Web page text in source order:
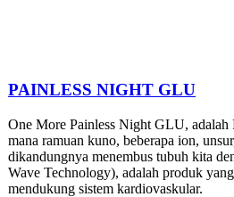
PAINLESS NIGHT GLU
One More Painless Night GLU, adalah
mana ramuan kuno, beberapa ion,
dikandungnya menembus tubuh kita
Wave Technology), adalah produk
mendukung sistem kardiovaskular.